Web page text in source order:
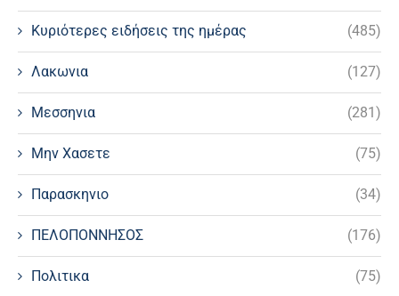
Κυριότερες ειδήσεις της ημέρας (485)
Λακωνια (127)
Μεσσηνια (281)
Μην Χασετε (75)
Παρασκηνιο (34)
ΠΕΛΟΠΟΝΝΗΣΟΣ (176)
Πολιτικα (75)